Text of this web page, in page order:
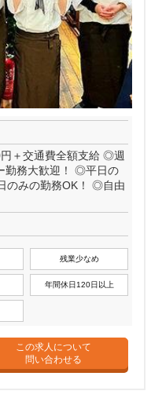
＋交通費全額支給 ◎週
勤務大歓迎！ ◎平日の
のみの勤務OK！ ◎自由
残業少なめ
年間休日120日以上
この求人について
問い合わせる